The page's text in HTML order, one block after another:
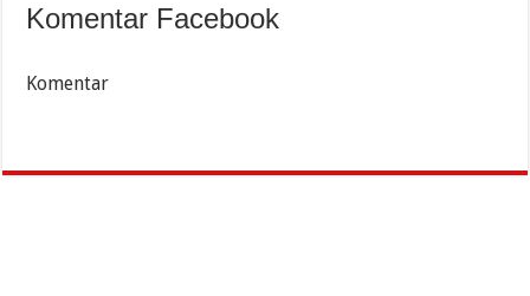
Komentar Facebook
Komentar